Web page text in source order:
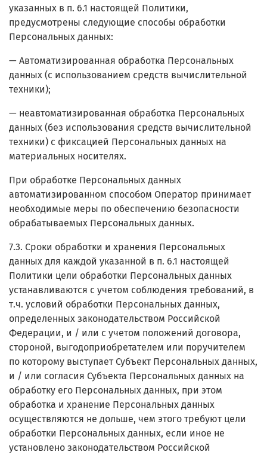
указанных в п. 6.1 настоящей Политики,
предусмотрены следующие способы обработки
Персональных данных:
— Автоматизированная обработка Персональных
данных (с использованием средств вычислительной
техники);
— неавтоматизированная обработка Персональных
данных (без использования средств вычислительной
техники) с фиксацией Персональных данных на
материальных носителях.
При обработке Персональных данных
автоматизированном способом Оператор принимает
необходимые меры по обеспечению безопасности
обрабатываемых Персональных данных.
7.3. Сроки обработки и хранения Персональных
данных для каждой указанной в п. 6.1 настоящей
Политики цели обработки Персональных данных
устанавливаются с учетом соблюдения требований, в
т.ч. условий обработки Персональных данных,
определенных законодательством Российской
Федерации, и / или с учетом положений договора,
стороной, выгодоприобретателем или поручителем
по которому выступает Субъект Персональных данных,
и / или согласия Субъекта Персональных данных на
обработку его Персональных данных, при этом
обработка и хранение Персональных данных
осуществляются не дольше, чем этого требуют цели
обработки Персональных данных, если иное не
установлено законодательством Российской